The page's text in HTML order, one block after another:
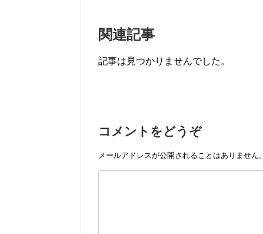
関連記事
記事は見つかりませんでした。
コメントをどうぞ
メールアドレスが公開されることはありません。